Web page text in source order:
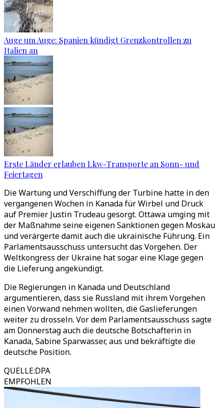
Auge um Auge: Spanien kündigt Grenzkontrollen zu
Italien an
Erste Länder erlauben Lkw-Transporte an Sonn- und
Feiertagen
Die Wartung und Verschiffung der Turbine hatte in den
vergangenen Wochen in Kanada für Wirbel und Druck
auf Premier Justin Trudeau gesorgt. Ottawa umging mit
der Maßnahme seine eigenen Sanktionen gegen Moskau
und verärgerte damit auch die ukrainische Führung. Ein
Parlamentsausschuss untersucht das Vorgehen. Der
Weltkongress der Ukraine hat sogar eine Klage gegen
die Lieferung angekündigt.
Die Regierungen in Kanada und Deutschland
argumentieren, dass sie Russland mit ihrem Vorgehen
einen Vorwand nehmen wollten, die Gaslieferungen
weiter zu drosseln. Vor dem Parlamentsausschuss sagte
am Donnerstag auch die deutsche Botschafterin in
Kanada, Sabine Sparwasser, aus und bekräftigte die
deutsche Position.
QUELLE:DPA
EMPFOHLEN